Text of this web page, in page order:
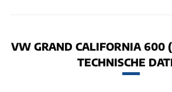
VW GRAND CALIFORNIA 600
TECHNISCHE